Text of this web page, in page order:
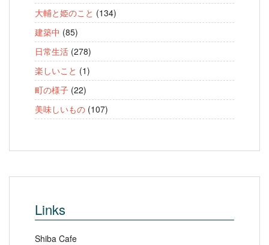
大輔と姫のこと (134)
建築中 (85)
日常生活 (278)
楽しいこと (1)
町の様子 (22)
美味しいもの (107)
Links
Shiba Cafe